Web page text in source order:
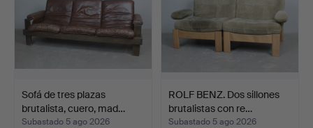
Sofá de tres plazas
brutalista, cuero, mad…
Subastado 5 ago 2026
ROLF BENZ. Dos sillones
brutalistas con re…
Subastado 5 ago 2026